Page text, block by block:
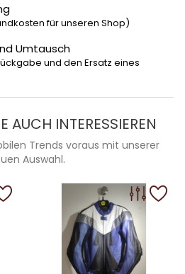
für unseren Shop)
Umtausch
und den Ersatz eines
AUCH INTERESSIEREN
Trends voraus mit unserer
Auswahl.